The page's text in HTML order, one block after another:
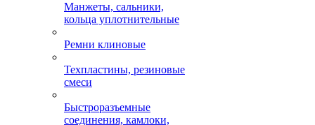
Манжеты, сальники,
кольца уплотнительные
Ремни клиновые
Техпластины, резиновые
смеси
Быстроразъемные
соединения, камлоки,